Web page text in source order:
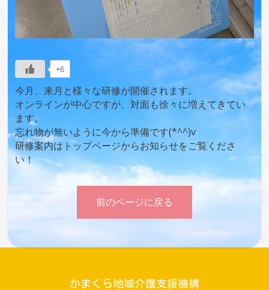
+6
今月、来月と様々な研修が開催されます。
オンラインが中心ですが、対面も徐々に増えてきてい
ます。
忘れ物が無いように今から準備です(*^^)v
研修案内はトップページからお知らせをご覧くださ
い！
前のページに戻る
かまくら地域介護支援機構